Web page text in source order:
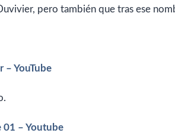
pero también que tras ese
– YouTube
01 – Youtube